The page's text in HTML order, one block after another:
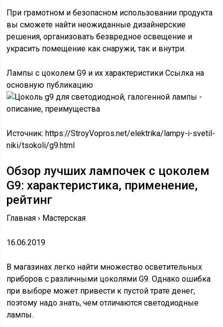
При грамотном и безопасном использовании продукта
вы сможете найти неожиданные дизайнерские
решения, организовать безвредное освещение и
украсить помещение как снаружи, так и внутри.
Лампы с цоколем G9 и их характеристики Ссылка на
основную публикацию
Источник:https://StroyVopros.net/elektrika/lampy-i-svetil-
niki/tsokoli/g9.html
Обзор лучших лампочек с цоколем
G9: характеристика, применение,
рейтинг
Главная › Мастерская
16.06.2019
В магазинах легко найти множество осветительных
приборов с различными цоколями G9. Однако ошибка
при выборе может привести к пустой трате денег,
поэтому надо знать, чем отличаются светодиодные
лампы.